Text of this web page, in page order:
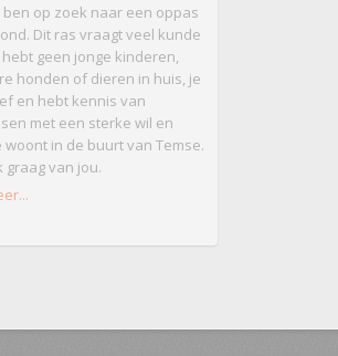
ben op zoek naar een oppas
Dit ras vraagt veel kunde
hebt geen jonge kinderen,
honden of dieren in huis, je
en hebt kennis van
met een sterke wil en
woont in de buurt van Temse.
graag van jou.